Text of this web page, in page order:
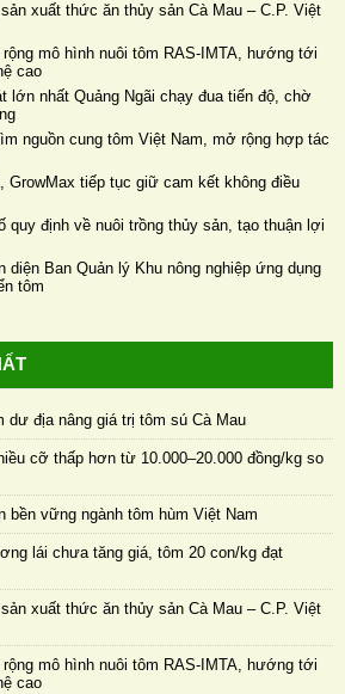
xuất thức ăn thủy sản Cà Mau – C.P. Việt
mô hình nuôi tôm RAS-IMTA, hướng tới
cao
lớn nhất Quảng Ngãi chạy đua tiến độ, chờ
nguồn cung tôm Việt Nam, mở rộng hợp tác
GrowMax tiếp tục giữ cam kết không điều
quy định về nuôi trồng thủy sản, tạo thuận lợi
diện Ban Quản lý Khu nông nghiệp ứng dụng
tôm
dư địa nâng giá trị tôm sú Cà Mau
cỡ thấp hơn từ 10.000–20.000 đồng/kg so
bền vững ngành tôm hùm Việt Nam
lái chưa tăng giá, tôm 20 con/kg đạt
xuất thức ăn thủy sản Cà Mau – C.P. Việt
mô hình nuôi tôm RAS-IMTA, hướng tới
cao